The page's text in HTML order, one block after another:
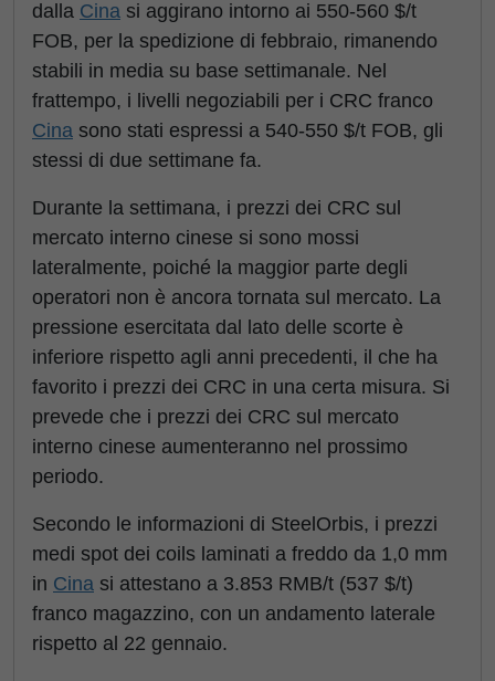
dalla Cina si aggirano intorno ai 550-560 $/t
FOB, per la spedizione di febbraio, rimanendo
stabili in media su base settimanale. Nel
frattempo, i livelli negoziabili per i CRC franco
Cina sono stati espressi a 540-550 $/t FOB, gli
stessi di due settimane fa.
Durante la settimana, i prezzi dei CRC sul
mercato interno cinese si sono mossi
lateralmente, poiché la maggior parte degli
operatori non è ancora tornata sul mercato. La
pressione esercitata dal lato delle scorte è
inferiore rispetto agli anni precedenti, il che ha
favorito i prezzi dei CRC in una certa misura. Si
prevede che i prezzi dei CRC sul mercato
interno cinese aumenteranno nel prossimo
periodo.
Secondo le informazioni di SteelOrbis, i prezzi
medi spot dei coils laminati a freddo da 1,0 mm
in Cina si attestano a 3.853 RMB/t (537 $/t)
franco magazzino, con un andamento laterale
rispetto al 22 gennaio.